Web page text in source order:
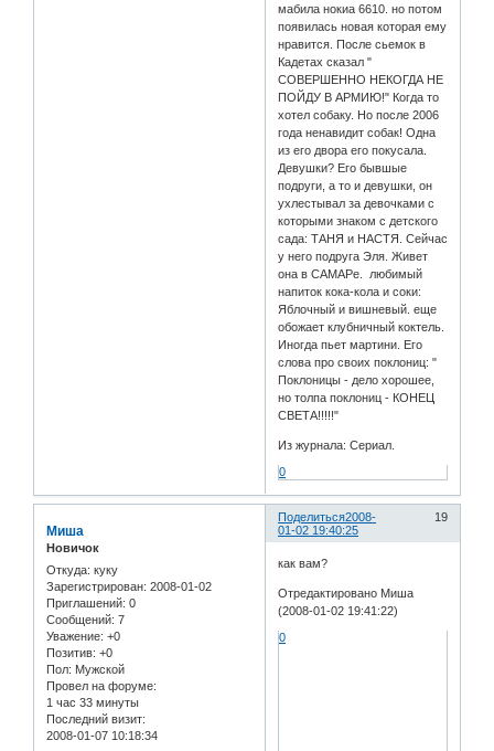
мабила нокиа 6610. но потом
появилась новая которая ему
нравится. После сьемок в
Кадетах сказал "
СОВЕРШЕННО НЕКОГДА НЕ
ПОЙДУ В АРМИЮ!" Когда то
хотел собаку. Но после 2006
года ненавидит собак! Одна
из его двора его покусала.
Девушки? Его бывшые
подруги, а то и девушки, он
ухлестывал за девочками с
которыми знаком с детского
сада: ТАНЯ и НАСТЯ. Сейчас
у него подруга Эля. Живет
она в САМАРе. любимый
напиток кока-кола и соки:
Яблочный и вишневый. еще
обожает клубничный коктель.
Иногда пьет мартини. Его
слова про своих поклониц: "
Поклоницы - дело хорошее,
но толпа поклониц - КОНЕЦ
СВЕТА!!!!!"
Из журнала: Сериал.
0
Поделиться 19
2008-
01-02 19:40:25
Миша
Новичок
Откуда: куку
Зарегистрирован: 2008-01-02
Приглашений: 0
Сообщений: 7
Уважение: +0
Позитив: +0
Пол: Мужской
Провел на форуме:
1 час 33 минуты
Последний визит:
2008-01-07 10:18:34
как вам?
Отредактировано Миша
(2008-01-02 19:41:22)
0